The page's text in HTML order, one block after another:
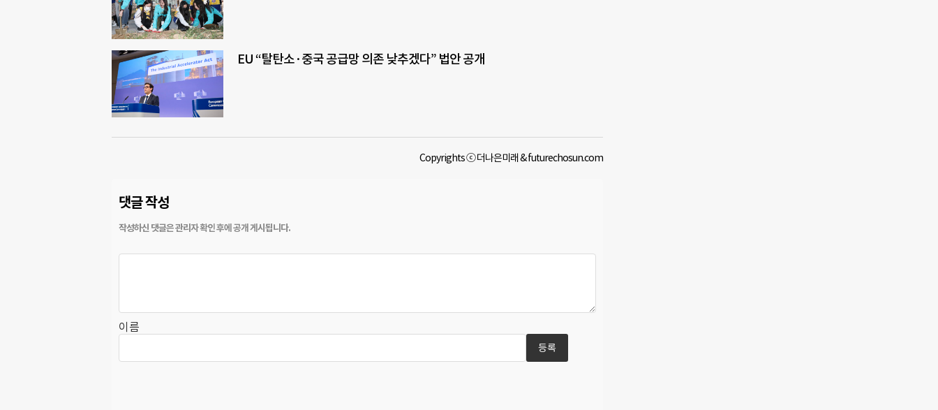
EU “탈탄소·중국 공급망 의존 낮추겠다” 법안 공개
Copyrights ⓒ 더나은미래 & futurechosun.com
댓글 작성
이름